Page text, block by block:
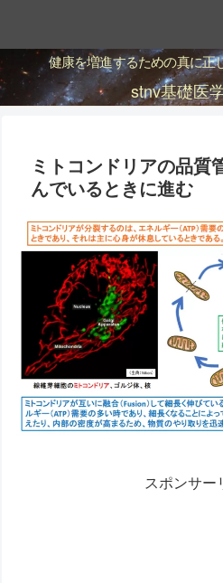
健康を増進するための真に正
stnv基礎医
ミトコンドリアの品質
んでいるときに進む
スポンサー